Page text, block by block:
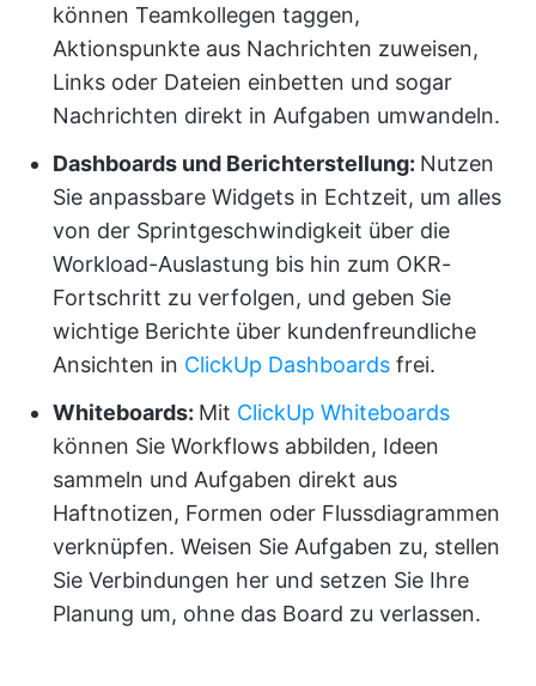
können Teamkollegen taggen,
Aktionspunkte aus Nachrichten zuweisen,
Links oder Dateien einbetten und sogar
Nachrichten direkt in Aufgaben umwandeln.
Dashboards und Berichterstellung: Nutzen
Sie anpassbare Widgets in Echtzeit, um alles
von der Sprintgeschwindigkeit über die
Workload-Auslastung bis hin zum OKR-
Fortschritt zu verfolgen, und geben Sie
wichtige Berichte über kundenfreundliche
Ansichten in ClickUp Dashboards frei.
Whiteboards: Mit ClickUp Whiteboards
können Sie Workflows abbilden, Ideen
sammeln und Aufgaben direkt aus
Haftnotizen, Formen oder Flussdiagrammen
verknüpfen. Weisen Sie Aufgaben zu, stellen
Sie Verbindungen her und setzen Sie Ihre
Planung um, ohne das Board zu verlassen.